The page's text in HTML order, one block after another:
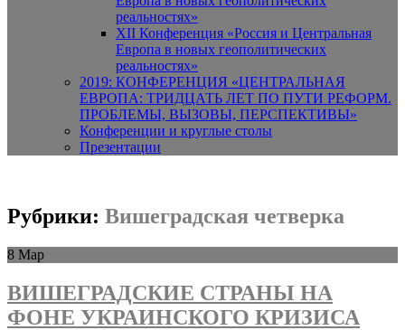
реальностях»
XII Конференция «Россия и Центральная
Европа в новых геополитических
реальностях»
2019: КОНФЕРЕНЦИЯ «ЦЕНТРАЛЬНАЯ
ЕВРОПА: ТРИДЦАТЬ ЛЕТ ПО ПУТИ РЕФОРМ.
ПРОБЛЕМЫ, ВЫЗОВЫ, ПЕРСПЕКТИВЫ»
Конференции и круглые столы
Презентации
Рубрики: Вишеградская четверка
8 Мар
ВИШЕГРАДСКИЕ СТРАНЫ НА
ФОНЕ УКРАИНСКОГО КРИЗИСА